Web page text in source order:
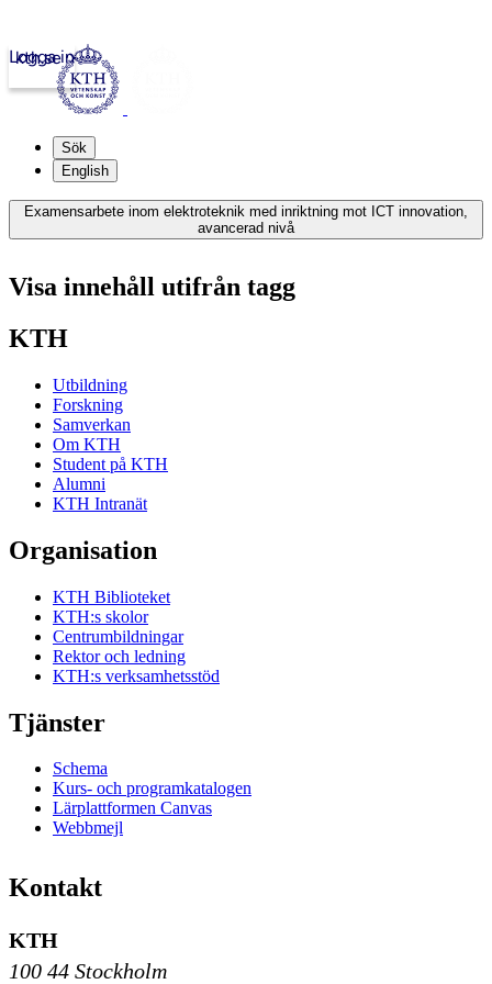
kth.se
Logga in
Sök
English
Examensarbete inom elektroteknik med inriktning mot ICT innovation,
avancerad nivå
Visa innehåll utifrån tagg
KTH
Utbildning
Forskning
Samverkan
Om KTH
Student på KTH
Alumni
KTH Intranät
Organisation
KTH Biblioteket
KTH:s skolor
Centrumbildningar
Rektor och ledning
KTH:s verksamhetsstöd
Tjänster
Schema
Kurs- och programkatalogen
Lärplattformen Canvas
Webbmejl
Kontakt
KTH
100 44 Stockholm